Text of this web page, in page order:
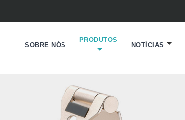
SOBRE NÓS
PRODUTOS
NOTÍCIAS